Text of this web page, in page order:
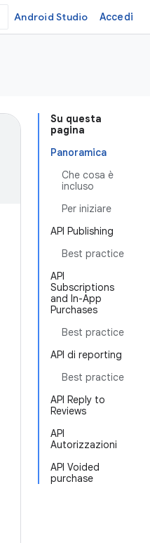
Android Studio Accedi
Su questa
pagina
Panoramica
Che cosa è
incluso
Per iniziare
API Publishing
Best practice
API
Subscriptions
and In-App
Purchases
Best practice
API di reporting
Best practice
API Reply to
Reviews
API
Autorizzazioni
API Voided
purchase